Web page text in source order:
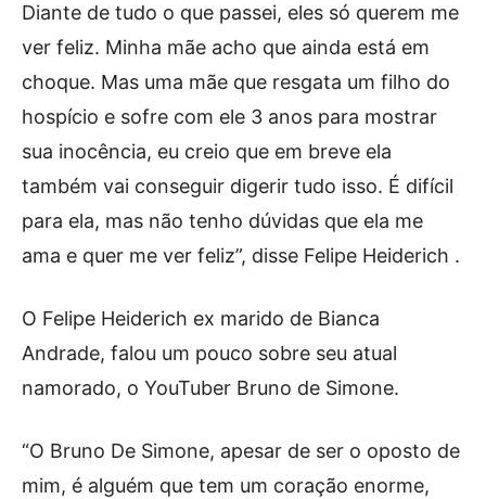
Diante de tudo o que passei, eles só querem me
ver feliz. Minha mãe acho que ainda está em
choque. Mas uma mãe que resgata um filho do
hospício e sofre com ele 3 anos para mostrar
sua inocência, eu creio que em breve ela
também vai conseguir digerir tudo isso. É difícil
para ela, mas não tenho dúvidas que ela me
ama e quer me ver feliz”, disse Felipe Heiderich .
O Felipe Heiderich ex marido de Bianca
Andrade, falou um pouco sobre seu atual
namorado, o YouTuber Bruno de Simone.
“O Bruno De Simone, apesar de ser o oposto de
mim, é alguém que tem um coração enorme,